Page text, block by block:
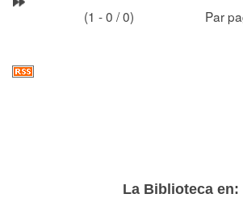
(1 - 0 / 0) Par
La Biblioteca en: